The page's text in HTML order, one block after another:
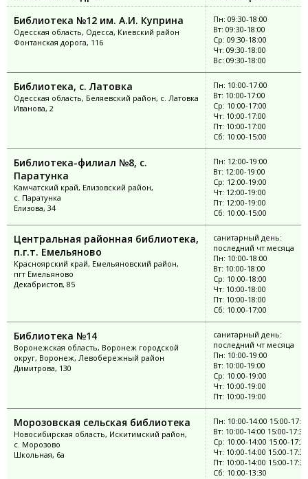
Библиотека №12 им. А.И. Куприна
Одесская область, Одесса, Киевский район
Фонтанская дорога, 116
Пн: 09:30-18:00
Вт: 09:30-18:00
Ср: 09:30-18:00
Чт: 09:30-18:00
Вс: 09:30-18:00
Библиотека, с. Латовка
Одесская область, Беляевский район, с. Латовка
Иванова, 2
Пн: 10:00-17:00
Вт: 10:00-17:00
Ср: 10:00-17:00
Чт: 10:00-17:00
Пт: 10:00-17:00
Сб: 10:00-15:00
Библиотека-филиал №8, с.
Паратунка
Камчатский край, Елизовский район,
с. Паратунка
Елизова, 34
Пн: 12:00-19:00
Вт: 12:00-19:00
Ср: 12:00-19:00
Чт: 12:00-19:00
Пт: 12:00-19:00
Сб: 10:00-15:00
Центральная районная библиотека,
п.г.т. Емельяново
Красноярский край, Емельяновский район,
пгт Емельяново
Декабристов, 85
санитарный день:
последний чт месяца
Пн: 10:00-18:00
Вт: 10:00-18:00
Ср: 10:00-18:00
Чт: 10:00-18:00
Пт: 10:00-18:00
Сб: 10:00-17:00
Библиотека №14
Воронежская область, Воронеж городской
округ, Воронеж, Левобережный район
Димитрова, 130
санитарный день:
последний чт месяца
Пн: 10:00-19:00
Вт: 10:00-19:00
Ср: 10:00-19:00
Чт: 10:00-19:00
Пт: 10:00-19:00
Морозовская сельская библиотека
Новосибирская область, Искитимский район,
с. Морозово
Школьная, 6а
Пн: 10:00-14:00 15:00-
Вт: 10:00-14:00 15:00-17:30
Ср: 10:00-14:00 15:00-17:30
Чт: 10:00-14:00 15:00-17:30
Пт: 10:00-14:00 15:00-17:30
Сб: 10:00-13:30